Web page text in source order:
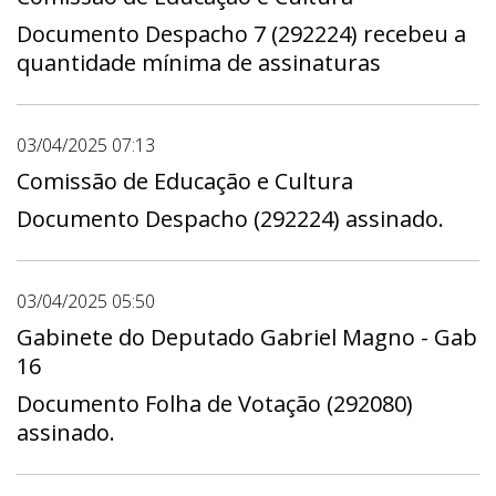
Gab 04, Gabinete do Deputado Max Maciel -
Gab 02, Gabinete do Deputado Pastor
Daniel de Castro - Gab 07, Gabinete da
Deputada Paula Belmonte - Gab 22,
Gabinete do Deputado Pepa - Gab 12,
Gabinete do Deputado Ricardo Vale - Gab
13, Gabinete do Deputado Rogério Morro da
Cruz - Gab 05, Gabinete do Deputado
Thiago Manzoni - Gab 08, Gabinete do
1º dia 04/04/2025 - 00:00 a útimo dia
10/04/2025 - 23:59
Documento Despacho 7 (292224) recebeu a
quantidade mínima de assinaturas
03/04/2025 07:13
Comissão de Educação e Cultura
Documento Despacho (292224) assinado.
03/04/2025 05:50
Gabinete do Deputado Gabriel Magno - Gab
16
Documento Folha de Votação (292080)
assinado.